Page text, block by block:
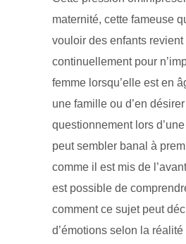
maternité, cette fameuse
vouloir des enfants revient
continuellement pour
femme lorsqu’elle est en
une famille ou d’en
questionnement lors
peut sembler banal à
comme il est mis de
est possible de
comment ce sujet peut
d’émotions selon la